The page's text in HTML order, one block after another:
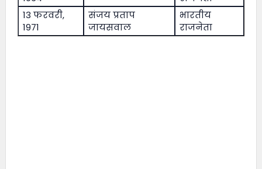
13 फरवरी,
1971
संजय प्रताप
जायसवाल
भारतीय
राजनेता